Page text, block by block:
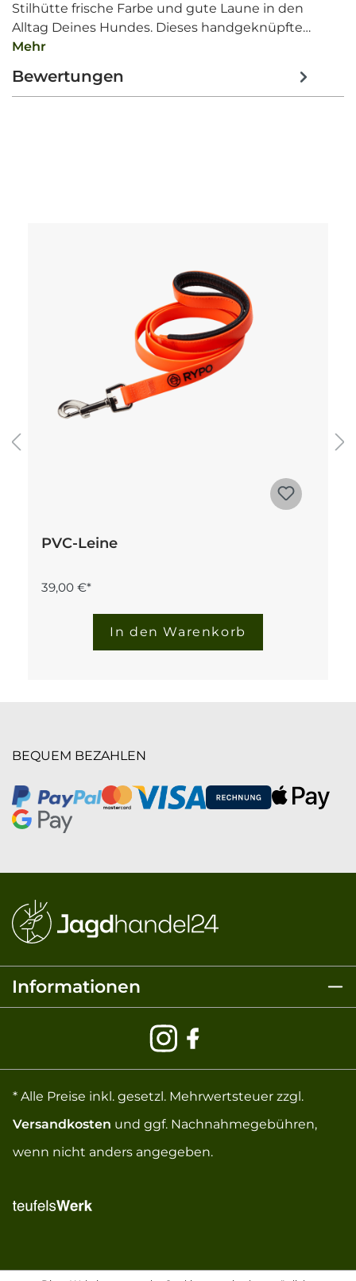
Stilhütte frische Farbe und gute Laune in den
Alltag Deines Hundes. Dieses handgeknüpfte…
Mehr
Bewertungen
PVC-Leine
39,00 €*
In den Warenkorb
BEQUEM BEZAHLEN
Informationen
* Alle Preise inkl. gesetzl. Mehrwertsteuer zzgl.
Versandkosten und ggf. Nachnahmegebühren,
wenn nicht anders angegeben.